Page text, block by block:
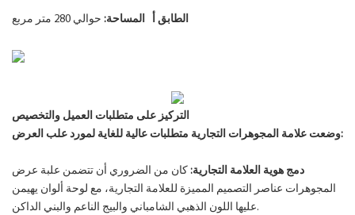
الطابق أ المساحة: حوالي 280 متر مربع
التركيز على متطلبات العميل والتخصيص
وضعت علامة المجوهرات التجارية متطلبات عالية للغاية لمورد علب العرض:
دمج هوية العلامة التجارية: كان من الضروري أن تتضمن علبة عرض
المجوهرات عناصر التصميم المميزة للعلامة التجارية، مع لوحة ألوان يهيمن
عليها اللون الذهبي الشامباني والبيج الناعم والبني الداكن.